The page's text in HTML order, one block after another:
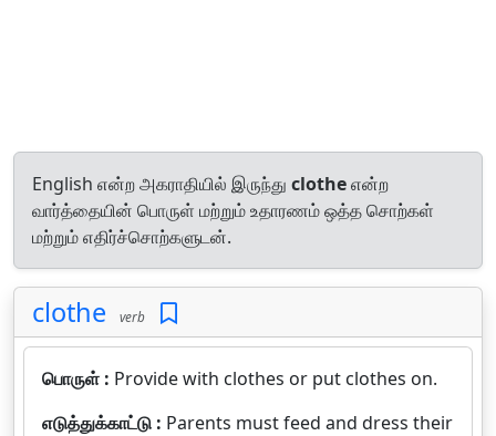
English என்ற அகராதியில் இருந்து clotheஎன்ற
வார்த்தையின் பொருள் மற்றும் உதாரணம் ஒத்த சொற்கள்
மற்றும் எதிர்ச்சொற்களுடன்.
clothe verb
பொருள் : Provide with clothes or put clothes on.
எடுத்துக்காட்டு : Parents must feed and dress their